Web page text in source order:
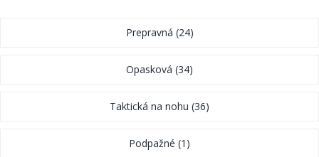
Prepravná (24)
Opasková (34)
Taktická na nohu (36)
Podpažné (1)